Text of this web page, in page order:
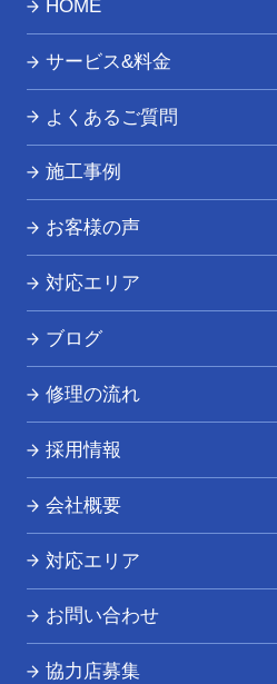
HOME
サービス&料金
トイレつまり・水漏れ
お風呂つまり・水漏れ
キッチンつまり・水漏れ
洗面所つまり・水漏れ
その他の水道トラブル
よくあるご質問
施工事例
お客様の声
対応エリア
ブログ
修理の流れ
採用情報
会社概要
対応エリア
お問い合わせ
協力店募集